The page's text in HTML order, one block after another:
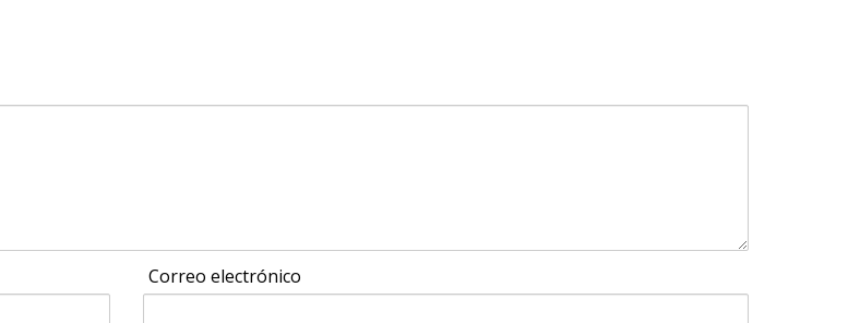
Correo electrónico